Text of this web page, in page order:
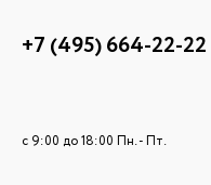
+7 (495) 664-22-22
c 9:00 до 18:00 Пн. - Пт.